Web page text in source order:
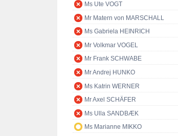
Ms Ute VOGT
Mr Matern von MARSCHALL
Ms Gabriela HEINRICH
Mr Volkmar VOGEL
Mr Frank SCHWABE
Mr Andrej HUNKO
Ms Katrin WERNER
Mr Axel SCHÄFER
Ms Ulla SANDBÆK
Ms Marianne MIKKO